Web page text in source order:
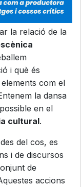
la relació de la
i què és
com el
la dansa
en el
cultural.
del cos, es
i de discursos
de
accions